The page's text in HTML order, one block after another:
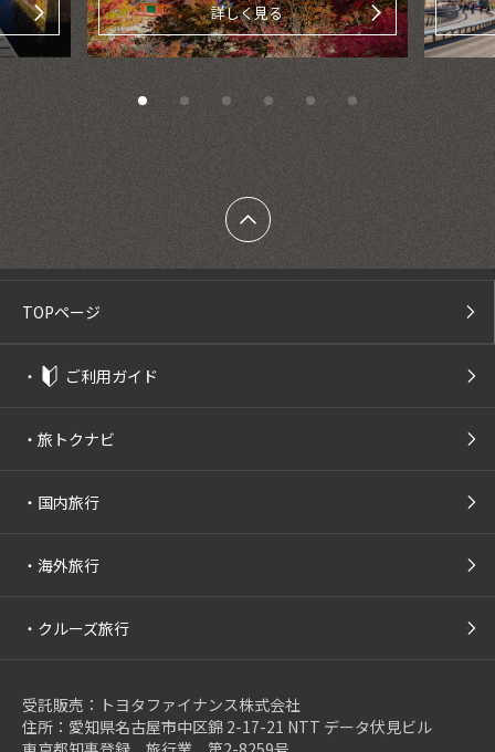
詳しく見る
TOPページ
・ ご利用ガイド
・ 旅トクナビ
・ 国内旅行
・ 海外旅行
・ クルーズ旅行
受託販売：トヨタファイナンス株式会社
住所：愛知県名古屋市中区錦 2-17-21 NTT データ伏見ビル